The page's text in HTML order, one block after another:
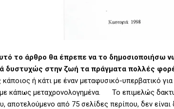
το άρθρο θα έπρεπε να το δημοσιοποιήσω
δυστυχώς στην ζωή τα πράγματα πολλές
ή κάτι με έναν μεταφυσικό-υπερβατικό
κάπως μεταχρονολογημένα. Το επιμελώς
αποτελούμενο από 75 σελίδες περίπου, δεν